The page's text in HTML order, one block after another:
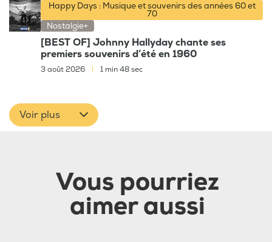
Happy Days : Musique et souvenirs des années 60 et
70
Nostalgie+
[BEST OF] Johnny Hallyday chante ses
premiers souvenirs d’été en 1960
3 août 2026 1 min 48 sec
Voir plus
Vous pourriez
aimer aussi